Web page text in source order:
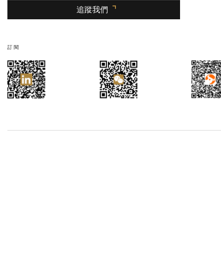
追蹤我們
訂閱